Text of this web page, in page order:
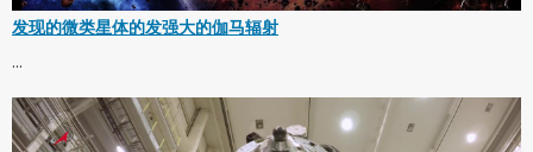
发现的微类星体的发强大的伽马辐射
...